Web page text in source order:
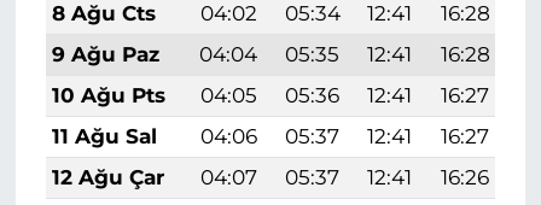
8 Ağu Cts
04:02 05:34 12:41 16:28
9 Ağu Paz
04:04 05:35 12:41 16:28
10 Ağu Pts
04:05 05:36 12:41 16:27
11 Ağu Sal
04:06 05:37 12:41 16:27
12 Ağu Çar
04:07 05:37 12:41 16:26